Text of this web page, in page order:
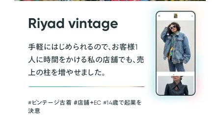
Riyad vintage
手軽にはじめられるので、お客様1
人に時間をかける私の店舗でも、売
上の柱を増やせました。
#ビンテージ古着 ＃店舗＋EC #14歳で起業を
決意